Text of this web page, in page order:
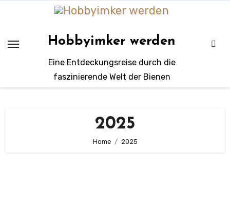
Hobbyimker werden
Eine Entdeckungsreise durch die
faszinierende Welt der Bienen
2025
Home 2025